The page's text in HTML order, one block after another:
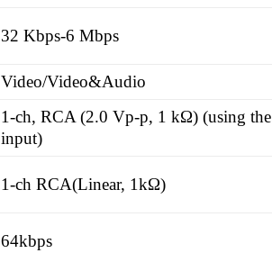
32 Kbps-6 Mbps
Video/Video&Audio
1-ch, RCA (2.0 Vp-p, 1 kΩ) (using
input)
1-ch RCA(Linear, 1kΩ)
64kbps